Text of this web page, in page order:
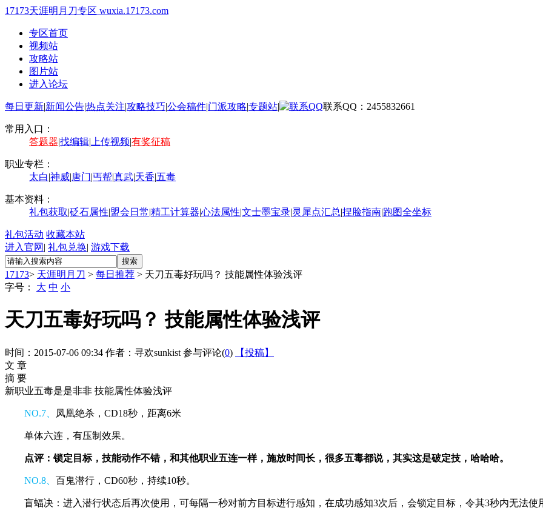
17173天涯明月刀专区 wuxia.17173.com
专区首页
视频站
攻略站
图片站
进入论坛
每日更新|新闻公告|热点关注|攻略技巧|公会稿件|门派攻略|专题站| 联系QQ：2455832661
常用入口：
答题器|找编辑| 上传视频|有奖征稿
职业专栏：
太白|神威|唐门|丐帮|真武|天香|五毒
基本资料：
礼包获取|砭石属性|盟会日常|精工计算器|心法属性|文士墨宝录|灵犀点汇总|捏脸指南|跑图全坐标
礼包活动 收藏本站
进入官网 | 礼包兑换| 游戏下载
17173> 天涯明月刀 > 每日推荐 > 天刀五毒好玩吗？ 技能属性体验浅评
字号： 大 中 小
天刀五毒好玩吗？ 技能属性体验浅评
时间：2015-07-06 09:34 作者：寻欢sunkist 参与评论(0)
【投稿】
文 章
摘 要
新职业五毒是是非非 技能属性体验浅评
NO.7、 凤凰绝杀，CD18秒，距离6米
单体六连，有压制效果。
点评：锁定目标，技能动作不错，和其他职业五连一样，施放时间长，很多五毒都说，其实这是破定技，哈哈哈。
NO.8、 百鬼潜行，CD60秒，持续10秒。
盲蝠决：进入潜行状态后再次使用，可每隔一秒对前方目标进行感知，在成功感知3次后，会锁定目标，令其3秒内无法使